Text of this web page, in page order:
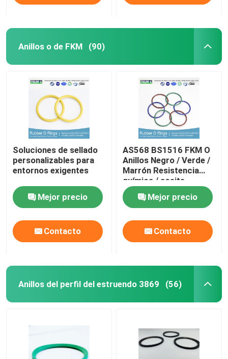
Anillos o de FKM (90)
Soluciones de sellado
personalizables para
entornos exigentes
Mejor precio
Contacto
AS568 BS1516 FKM O
Anillos Negro / Verde /
Marrón Resistencia
química / aceite
Resistencia a los rayos
UV
Mejor precio
Contacto
Anillos del perfil del estruendo 3869 (56)